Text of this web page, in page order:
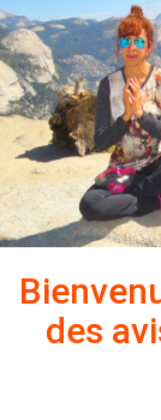
des